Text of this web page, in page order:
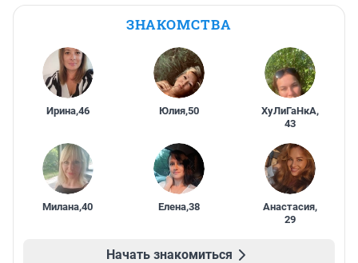
ЗНАКОМСТВА
Ирина,46 Юлия,50 ХуЛиГаНкА,
43
Милана,40 Елена,38 Анастасия,
29
Начать знакомиться